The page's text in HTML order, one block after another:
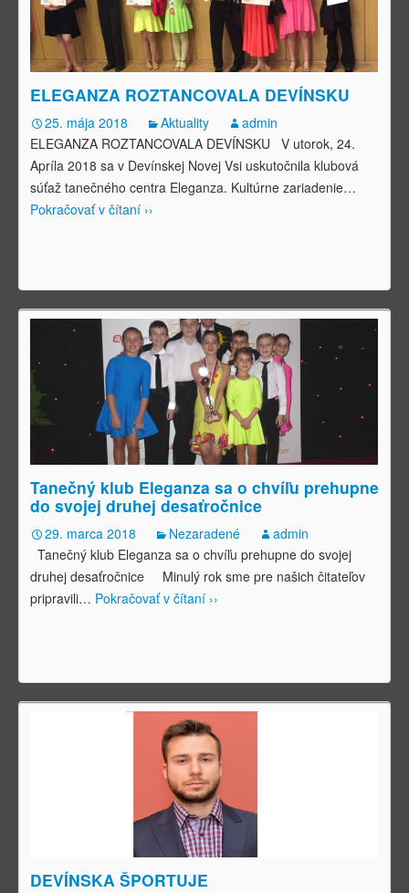
ELEGANZA ROZTANCOVALA DEVÍNSKU
25. mája 2018 Aktuality
admin
ELEGANZA ROZTANCOVALA DEVÍNSKU V utorok, 24.
Apríla 2018 sa v Devínskej Novej Vsi uskutočnila klubová
súťaž tanečného centra Eleganza. Kultúrne zariadenie…
Pokračovať v čítaní ››
Tanečný klub Eleganza sa o chvíľu prehupne
do svojej druhej desaťročnice
29. marca 2018 Nezaradené
admin
Tanečný klub Eleganza sa o chvíľu prehupne do svojej
druhej desaťročnice Minulý rok sme pre našich čitateľov
pripravili… Pokračovať v čítaní ››
DEVÍNSKA ŠPORTUJE